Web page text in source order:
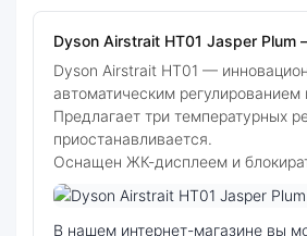
Dyson Airstrait HT01 Jasper Plum
Dyson Airstrait HT01 —
автоматическим регулированием
Предлагает три температурных
приостанавливается.
Оснащен ЖК-дисплеем и
В нашем интернет-магазине вы можете купить оригинальный выпрямитель Dyson Airstrait HT01 Jasper Plum по выгодной цене. Стоимость выпрямителя Dyson Airstrait HT01 зависит от